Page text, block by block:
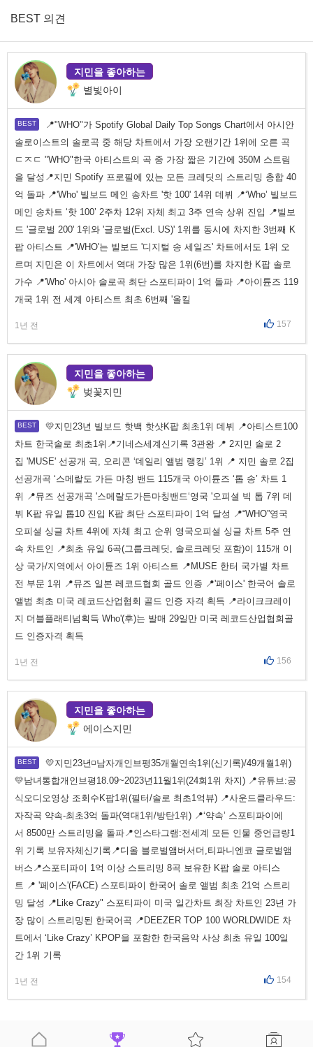
BEST 의견
지민을 좋아하는
별빛아이
📍"WHO"가 Spotify Global Daily Top Songs Chart에서 아시안
솔로이스트의 솔로곡 중 해당 차트에서 가장 오랜기간 1위에 오른 곡
ㄷㅈㄷ "WHO"한국 아티스트의 곡 중 가장 짧은 기간에 350M 스트림
을 달성📍지민 Spotify 프로필에 있는 모든 크레딧의 스트리밍 총합 40
억 돌파 📍'Who' 빌보드 메인 송차트 '핫 100' 14위 데뷔 📍‘Who’ 빌보드
메인 송차트 ‘핫 100’ 2주차 12위 자체 최고 3주 연속 상위 진입 📍빌보
드 '글로벌 200' 1위와 '글로벌(Excl. US)' 1위를 동시에 차지한 3번째 K
팝 아티스트 📍'WHO'는 빌보드 '디지털 송 세일즈' 차트에서도 1위 오
르며 지민은 이 차트에서 역대 가장 많은 1위(6번)를 차지한 K팝 솔로
가수 📍'Who' 아시아 솔로곡 최단 스포티파이 1억 돌파 📍아이튠즈 119
개국 1위 전 세계 아티스트 최초 6번째 '올킬
1년 전 157
지민을 좋아하는
벚꽃지민
💛지민23년 빌보드 핫백 핫샷K팝 최초1위 데뷔 📍아티스트100
차트 한국솔로 최초1위📍기네스세계신기록 3관왕 📍 2지민 솔로 2
집 'MUSE' 선공개 곡, 오리콘 ‘데일리 앨범 랭킹’ 1위 📍 지민 솔로 2집
선공개곡 ‘스메랄도 가든 마칭 밴드 115개국 아이튠즈 ‘톱 송’ 차트 1
위 📍뮤즈 선공개곡 '스메랄도가든마칭밴드‘영국 '오피셜 빅 톱 7위 데
뷔 K팝 유일 톱10 진입 K팝 최단 스포티파이 1억 달성 📍“WHO”영국
오피셜 싱글 차트 4위에 자체 최고 순위 영국오피셜 싱글 차트 5주 연
속 차트인 📍최초 유일 6곡(그룹크레딧, 솔로크레딧 포함)이 115개 이
상 국가/지역에서 아이튠즈 1위 아티스트 📍MUSE 한터 국가별 차트
전 부문 1위 📍뮤즈 일본 레코드협회 골드 인증 📍'페이스' 한국어 솔로
앨범 최초 미국 레코드산업협회 골드 인증 자격 획득 📍라이크크레이
지 더블플래티넘획득 Who'(후)는 발매 29일만 미국 레코드산업협회골
드 인증자격 획득
1년 전 156
지민을 좋아하는
에이스지민
💛지민23년◽남자개인브평35개월연속1위(신기록)/49개월1위)
💛남녀통합개인브평18.09~2023년11월1위(24회1위 차지) 📍유튜브:공
식오디오영상 조회수K팝1위(필터/솔로 최초1억뷰) 📍사운드클라우드:
자작곡 약속-최초3억 돌파(역대1위/방탄1위) 📍‘약속’ 스포티파이에
서 8500만 스트리밍을 돌파📍인스타그램:전세계 모든 인물 중언급량1
위 기록 보유자체신기록📍디올 블로벌앰버서더,티파니엔코 글로벌앰
버스📍스포티파이 1억 이상 스트리밍 8곡 보유한 K팝 솔로 아티스
트 📍 '페이스'(FACE) 스포티파이 한국어 솔로 앨범 최초 21억 스트리
밍 달성 📍Like Crazy" 스포티파이 미국 일간차트 최장 차트인 23년 가
장 많이 스트리밍된 한국어곡 📍DEEZER TOP 100 WORLDWIDE 차
트에서 ‘Like Crazy’ KPOP을 포함한 한국음악 사상 최초 유일 100일
간 1위 기록
1년 전 154